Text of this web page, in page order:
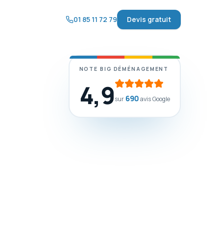
01 85 11 72 79 Devis gratuit
NOTE BIG DÉMÉNAGEMENT
4,9sur690avis Google